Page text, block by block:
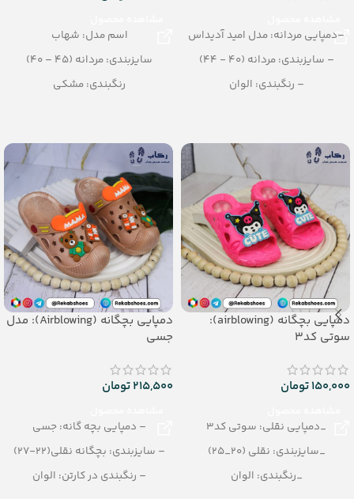
–دمپایی مردانه: مدل امید آدیداس
– سایزبندی: مردانه (40 - 44)
– رنگبندی: الوان
اسم مدل: شهاب
سایزبندی: مردانه (45 – 40)
رنگبندی: مشکی
دمپایی بچگانه (airblowing):
سوتی کد3
150,000تومان
_دمپایی نقلی: سوتی کد3
_سایزبندی: نقلی (20_25)
_رنگبندی: الوان
دمپایی بچگانه (Airblowing): مدل
جسی
215,500تومان
– دمپایی بچه گانه: جسی
– سایزبندی: بچگانه نقلی(22-27)
– رنگبندی در کارتن: الوان